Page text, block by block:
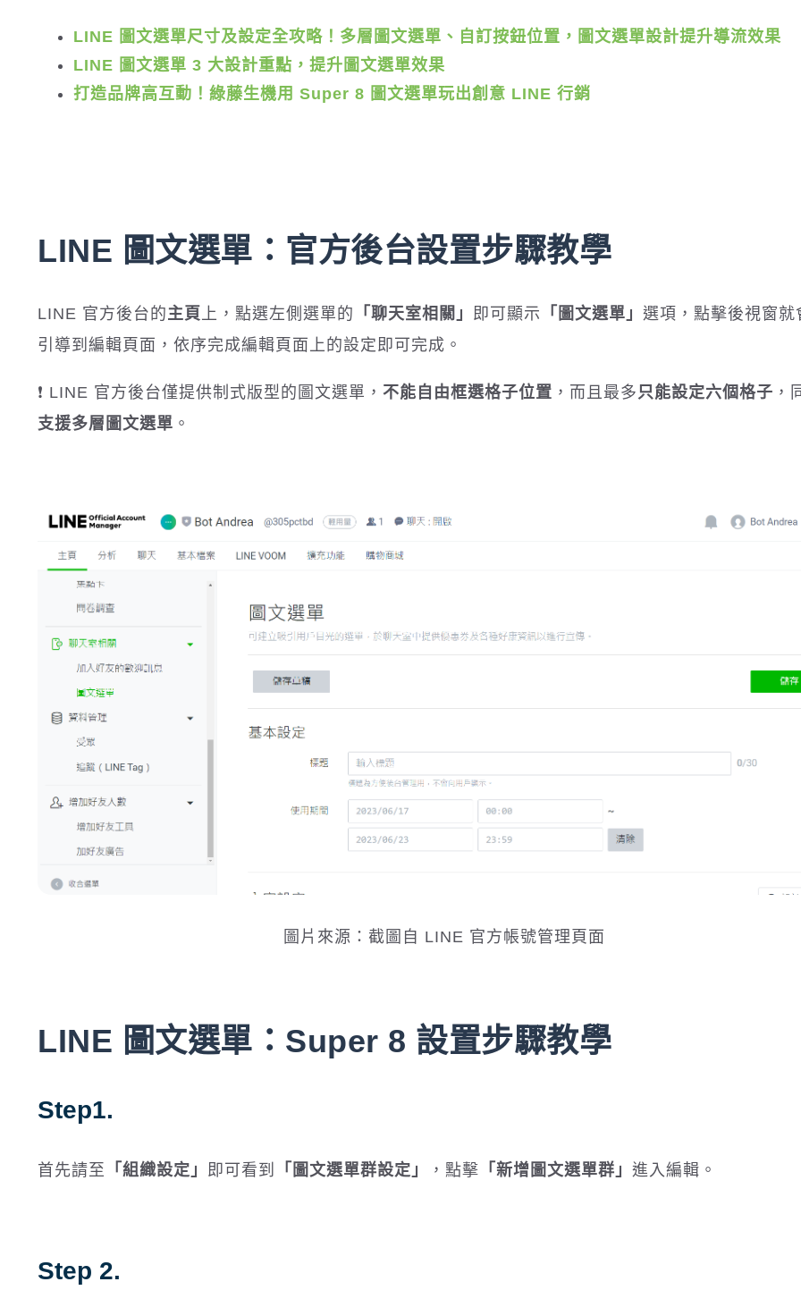
LINE 圖文選單尺寸及設定全攻略！多層圖文選單、自訂按鈕位置，圖文選單設計提升導流效果
LINE 圖文選單 3 大設計重點，提升圖文選單效果
打造品牌高互動！綠藤生機用 Super 8 圖文選單玩出創意 LINE 行銷
LINE 圖文選單：官方後台設置步驟教學
LINE 官方後台的主頁 上，點選左側選單的 「聊天室相關」 即可顯示 「圖文選單」 選項，點擊後視窗就
引導到編輯頁面，依序完成編輯頁面上的設定即可完成。
❗ LINE 官方後台僅提供制式版型的圖文選單， 不能自由框選格子位置 ，而且最多 只能設定六個格子 ，
支援多層圖文選單 。
圖片來源：截圖自 LINE 官方帳號管理頁面
LINE 圖文選單：Super 8 設置步驟教學
Step1.
首先請至 「組織設定」 即可看到 「圖文選單群設定」 ，點擊 「新增圖文選單群」 進入編輯。
Step 2.